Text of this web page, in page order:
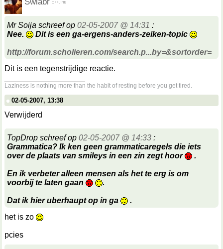
Mr Soija schreef op 02-05-2007 @ 14:31 :
Nee.
Dit is een ga-ergens-anders-zeiken-topic
http://forum.scholieren.com/search.p...by=&sortorder=
Dit is een tegenstrijdige reactie.
Laziness is nothing more than the habit of resting before you get tired.
02-05-2007, 13:38
Verwijderd
TopDrop schreef op 02-05-2007 @ 14:33 :
Grammatica? Ik ken geen grammaticaregels die iets
over de plaats van smileys in een zin zegt hoor
.
En ik verbeter alleen mensen als het te erg is om
voorbij te laten gaan
.
Dat ik hier uberhaupt op in ga
.
het is zo
pcies